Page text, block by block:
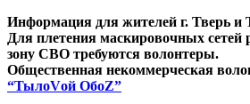
Информация для жителей г. Тверь и
Для плетения маскировочных сетей
зону СВО требуются волонтеры.
Общественная некоммерческая
“ТылоVой ОбоZ”